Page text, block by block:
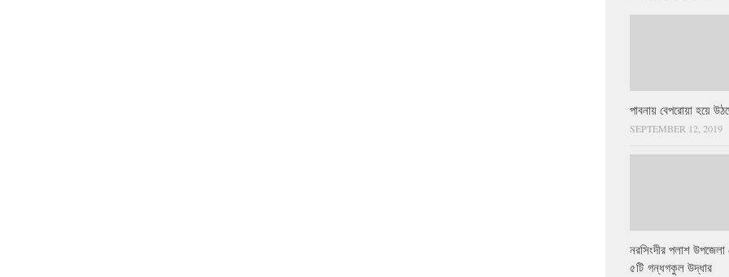
পাবনায় বেপরোয়া হয়ে
SEPTEMBER 12, 2019
নরসিংদীর পলাশ উপজেলা
৫টি গন্ধগকুল উদ্ধার